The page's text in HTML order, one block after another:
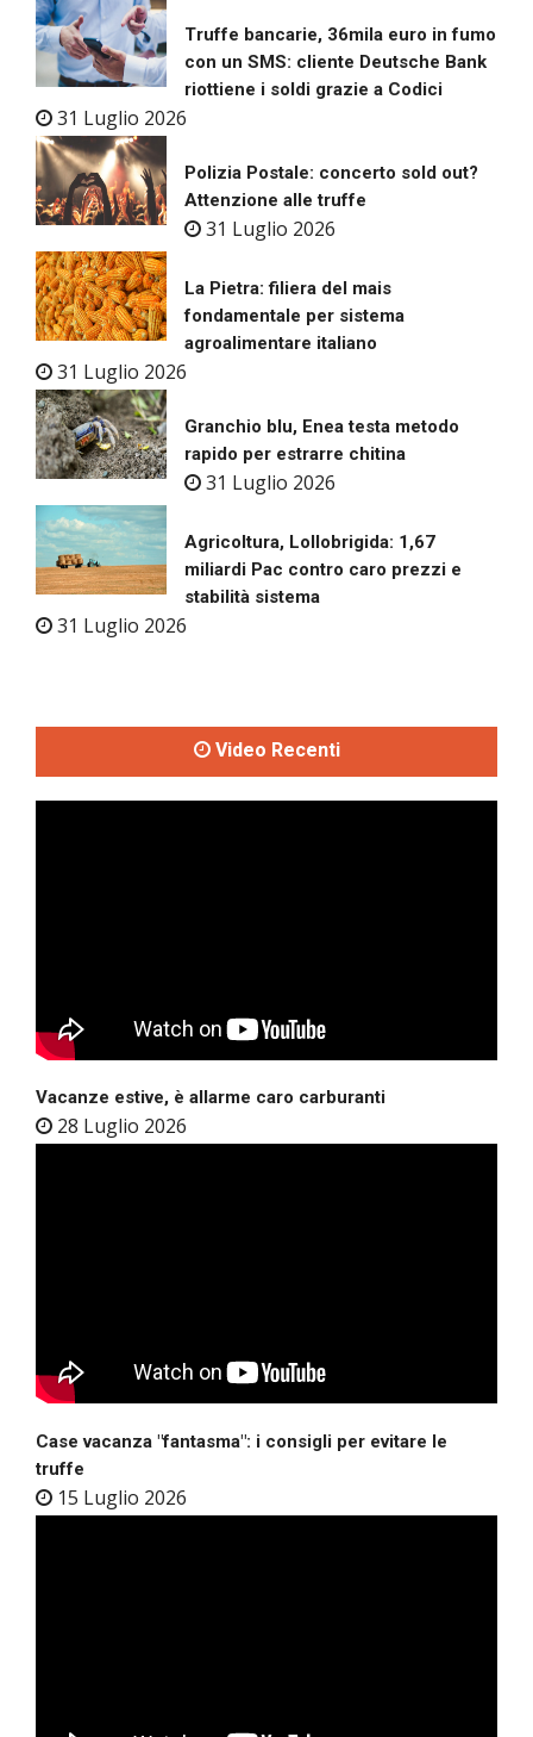
Truffe bancarie, 36mila euro in fumo
con un SMS: cliente Deutsche Bank
riottiene i soldi grazie a Codici
31 Luglio 2026
Polizia Postale: concerto sold out?
Attenzione alle truffe
31 Luglio 2026
La Pietra: filiera del mais
fondamentale per sistema
agroalimentare italiano
31 Luglio 2026
Granchio blu, Enea testa metodo
rapido per estrarre chitina
31 Luglio 2026
Agricoltura, Lollobrigida: 1,67
miliardi Pac contro caro prezzi e
stabilità sistema
31 Luglio 2026
Video Recenti
Vacanze estive, è allarme caro carburanti
28 Luglio 2026
Case vacanza "fantasma": i consigli per evitare le
truffe
15 Luglio 2026